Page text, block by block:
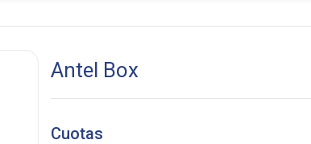
Antel Box
Cuotas